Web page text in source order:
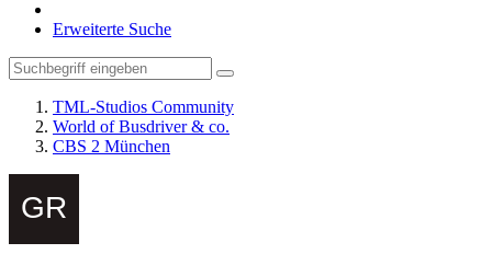
Erweiterte Suche
TML-Studios Community
World of Busdriver & co.
CBS 2 München